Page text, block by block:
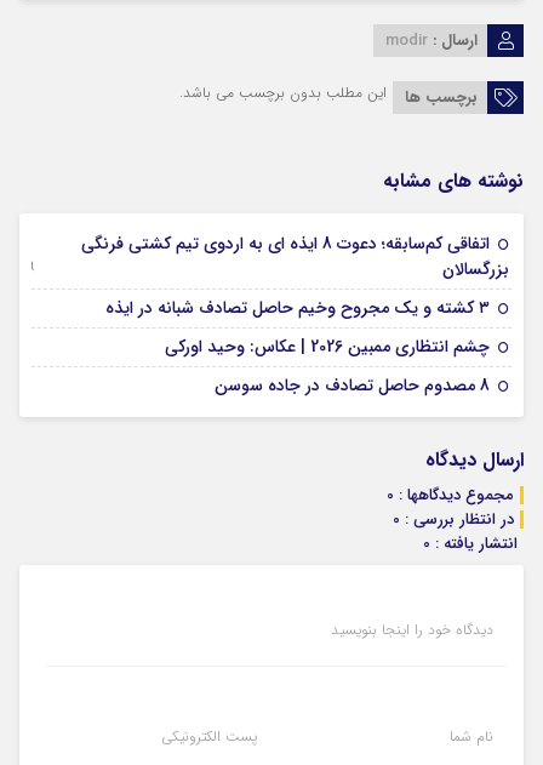
ارسال : modir
برچسب ها این مطلب بدون برچسب می باشد.
نوشته های مشابه
اتفاقی کم‌سابقه؛ دعوت 8 ایذه ای به اردوی تیم کشتی فرنگی
بزرگسالان
09 جولای 2026
۳ کشته و یک مجروح وخیم حاصل تصادف شبانه در ایذه
چشم انتظاری ممبین 2026 | عکاس: وحید اورکی
8 مصدوم حاصل تصادف در جاده سوسن
ارسال دیدگاه
مجموع دیدگاهها : 0
در انتظار بررسی : 0
انتشار یافته : 0
دیدگاه خود را اینجا بنویسید
نام شما پست الکترونیکی